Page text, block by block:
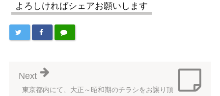
よろしければシェアお願いします
東京都内にて、大正～昭和期のチラシをお譲り頂
Next